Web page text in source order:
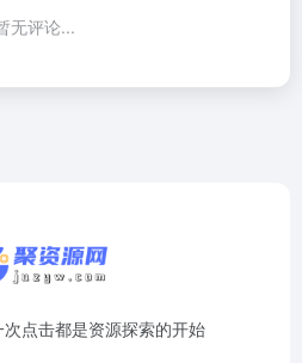
无评论...
点击都是资源探索的开始